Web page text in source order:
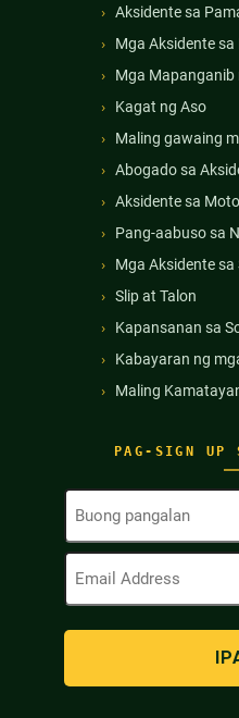
PAG-SIGN UP
Aksidente sa
Mga Aksidente sa
Mga
Kagat ng Aso
Maling gawaing
Abogado sa
Aksidente sa
Pang-aabuso sa
Mga Aksidente sa
Slip at Talon
Kapansanan sa
Kabayaran ng
Maling